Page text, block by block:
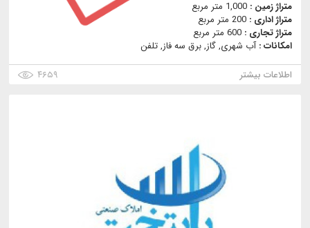
متراژ زمین : 1,000 متر مربع
متراژ اداری : 200 متر مربع
متراژ تجاری : 600 متر مربع
امکانات :آب شهری, گاز, برق سه فاز, تلفن
اطلاعات بیشتر
۴۶۵۹